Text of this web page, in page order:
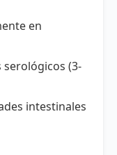
en
(3-
intestinales